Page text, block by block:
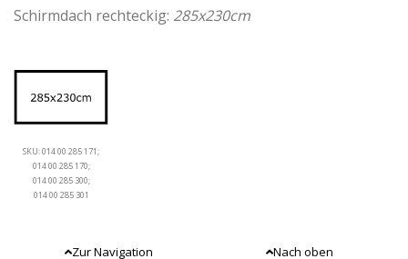
Schirmdach rechteckig: 285x230cm
SKU: 014 00 285 171;
014 00 285 170;
014 00 285 300;
014 00 285 301
Zur Navigation Nach oben